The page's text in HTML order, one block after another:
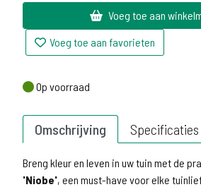
Voeg toe aan
Voeg toe aan favorieten
Op voorraad
Op voorraad
Omschrijving Specificaties
Breng kleur en leven in uw tuin met de
'Niobe', een must-have voor elke